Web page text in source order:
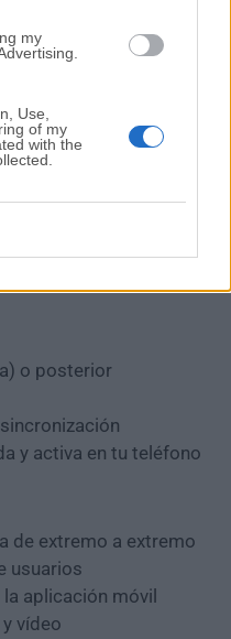
my
Use,
of my
with the
> Vincular
en la pantalla de tu
o posterior
y activa en tu teléfono
de extremo a extremo
usuarios
aplicación móvil
vídeo